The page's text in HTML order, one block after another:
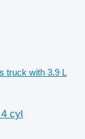
truck with 3.9 L
cyl